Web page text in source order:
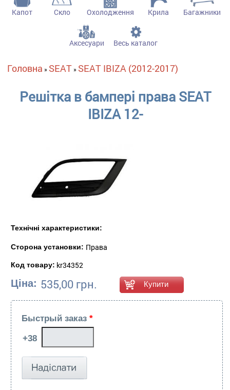
Капот Скло Охолодження Крила Багажники
Аксесуари Весь каталог
Ви є тут
Головна » SEAT» SEAT IBIZA (2012-2017)
Решітка в бампері права SEAT
IBIZA 12-
Технічні характеристики:
Сторона установки: Права
Код товару: kr34352
Ціна: 535,00 грн.
Быстрый заказ *